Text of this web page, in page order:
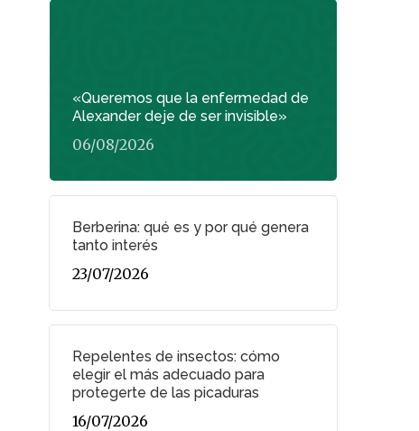
«Queremos que la enfermedad de
Alexander deje de ser invisible»
06/08/2026
Berberina: qué es y por qué genera
tanto interés
23/07/2026
Repelentes de insectos: cómo
elegir el más adecuado para
protegerte de las picaduras
16/07/2026